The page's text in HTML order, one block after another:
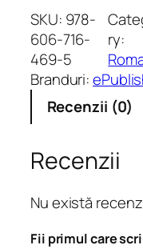
n
t
t
a
C
o
n
j
u
SKU: 978-
606-716-
469-5
ry:
Branduri:
Recenzii (0)
Recenzii
Nu există
Fii primul care